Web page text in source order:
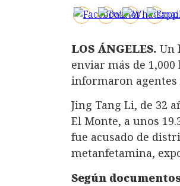
LOS ÁNGELES. Un
enviar más de
informaron agentes
Jing Tang Li, de 32
El Monte, a unos
fue acusado de
metanfetamina,
Según